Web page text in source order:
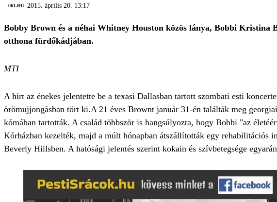
‎ 061.HU 2015. április 20. 13:17
Bobby Brown és a néhai Whitney Houston közös lánya, Bobbi
otthona fürdőkádjában.
MTI
A hírt az énekes jelentette be a texasi Dallasban tartott szombati esti
örömujjongásban tört ki.A 21 éves Brownt január 31-én találták meg
kómában tartották. A család többször is hangsúlyozta, hogy Bobbi "az
Kórházban kezelték, majd a múlt hónapban átszállították egy rehabilitációs
Beverly Hillsben. A hatósági jelentés szerint kokain és szívbetegsége